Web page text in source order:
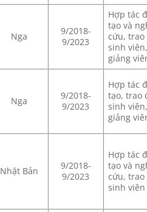
Nga
9/2018-
9/2023
Hợp tác
tạo và
cứu, trao
sinh
giảng
Nga
9/2018-
9/2023
Hợp tác
tạo, trao
sinh
giảng
Nhật Bản
9/2018-
9/2023
Hợp tác
tạo và
cứu, trao
sinh viên